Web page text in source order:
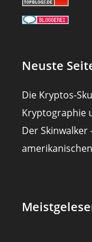
Neuste
Die Kryptos-
Kryptographie
Der Skinwalker